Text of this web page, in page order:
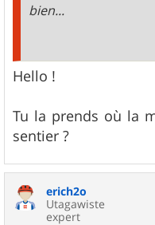
bien...
Hello !
Tu la prends où la
sentier ?
erich2o
Utagawiste
expert